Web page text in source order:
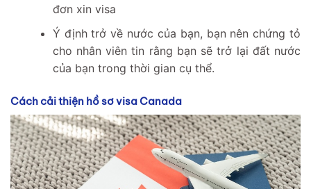
đơn xin visa
Ý định trở về nước của bạn, bạn nên chứng tỏ
cho nhân viên tin rằng bạn sẽ trở lại đất nước
của bạn trong thời gian cụ thể.
Cách cải thiện hồ sơ visa Canada